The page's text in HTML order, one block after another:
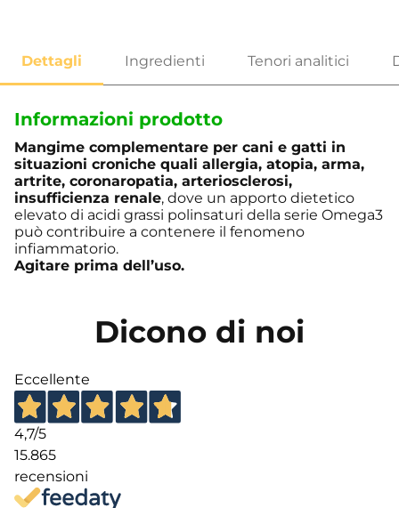
Informazioni prodotto
Mangime complementare per cani e gatti in
situazioni croniche quali allergia, atopia, arma,
artrite, coronaropatia, arteriosclerosi,
insufficienza renale, dove un apporto dietetico
elevato di acidi grassi polinsaturi della serie Omega3
può contribuire a contenere il fenomeno
infiammatorio.
Agitare prima dell’uso.
Dicono di noi
Eccellente
4,7/5
15.865
recensioni